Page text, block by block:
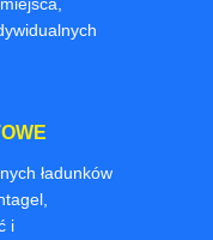
ładunków
i